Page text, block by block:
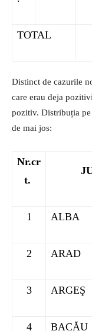
TOTAL
Distinct de cazurile
care erau deja
pozitiv. Distribuția
de mai jos:
Nr.cr
t.
1 ALBA
2 ARAD
3 ARGEŞ
4 BACĂU